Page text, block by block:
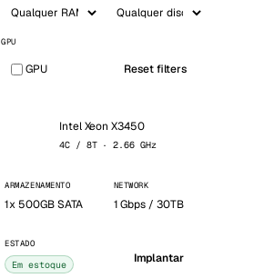
GPU
GPU Reset filters
Intel Xeon X3450
4C / 8T · 2.66 GHz
ARMAZENAMENTO
1x 500GB SATA
NETWORK
1 Gbps / 30TB
ESTADO
Em estoque Implantar